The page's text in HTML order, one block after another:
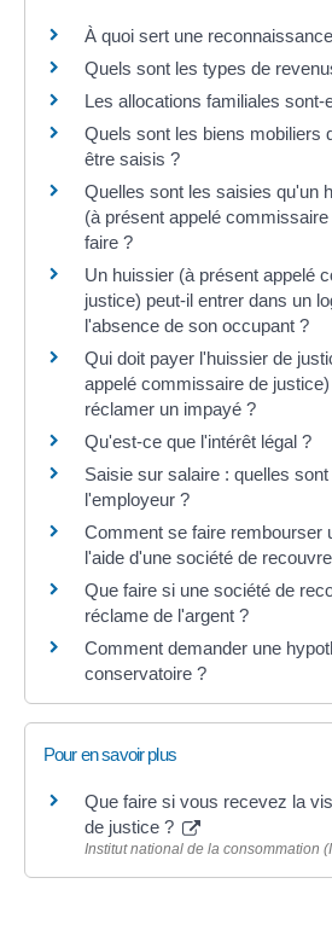
À quoi sert une
Quels sont les types de
Les allocations familiales
Quels sont les biens mobiliers
être saisis ?
Quelles sont les saisies qu'un
(à présent appelé
faire ?
Un huissier (à présent appelé
justice) peut-il entrer dans un
l'absence de son occupant ?
Qui doit payer l'huissier de
appelé commissaire de
réclamer un impayé ?
Qu'est-ce que l'intérêt légal ?
Saisie sur salaire : quelles
l'employeur ?
Comment se faire rembourser
l'aide d'une société de
Que faire si une société de
réclame de l'argent ?
Comment demander une
conservatoire ?
Pour en savoir plus
Que faire si vous recevez la
de justice ?
Institut national de la consommation